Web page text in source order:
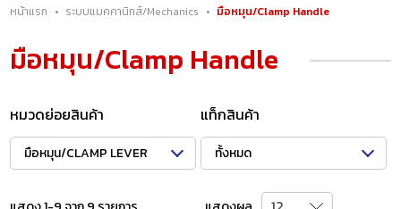
หน้าแรก • ระบบแมคคานิกส์/Mechanics • มือหมุน/Clamp Handle
มือหมุน/Clamp Handle
หมวดย่อยสินค้า
มือหมุน/CLAMP LEVER
แท็กสินค้า
ทั้งหมด